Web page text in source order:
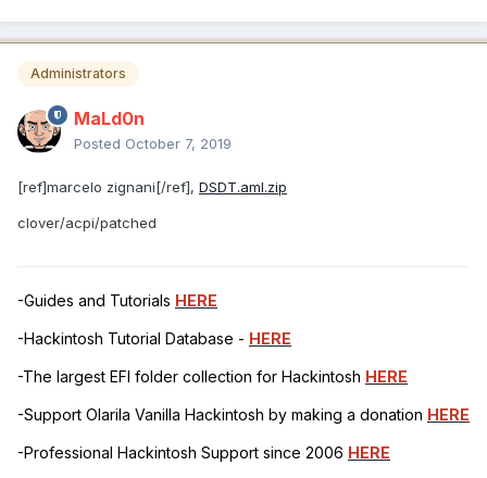
Administrators
MaLd0n
Posted October 7, 2019
[ref]marcelo zignani[/ref], DSDT.aml.zip
clover/acpi/patched
-Guides and Tutorials HERE
-Hackintosh Tutorial Database - HERE
-The largest EFI folder collection for Hackintosh HERE
-Support Olarila Vanilla Hackintosh by making a donation HERE
-Professional Hackintosh Support since 2006 HERE